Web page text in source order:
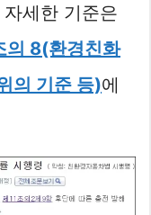
세한 기준은
의 8(환경친화
의 기준 등)에